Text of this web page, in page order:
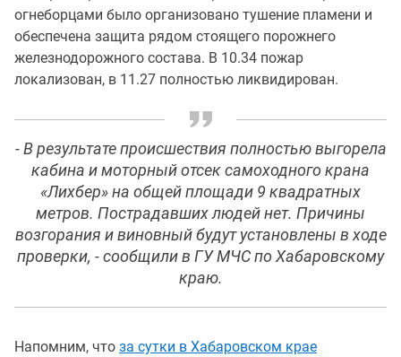
огнеборцами было организовано тушение пламени и
обеспечена защита рядом стоящего порожнего
железнодорожного состава. В 10.34 пожар
локализован, в 11.27 полностью ликвидирован.
- В результате происшествия полностью выгорела
кабина и моторный отсек самоходного крана
«Лихбер» на общей площади 9 квадратных
метров. Пострадавших людей нет. Причины
возгорания и виновный будут установлены в ходе
проверки, - сообщили в ГУ МЧС по Хабаровскому
краю.
Напомним, что за сутки в Хабаровском крае